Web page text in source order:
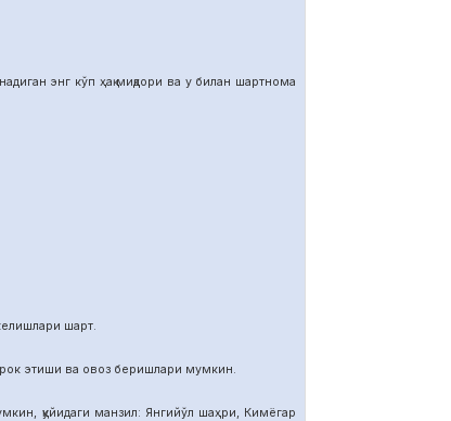
энг кўп ҳақ миқдори ва у билан шартнома
шарт.
этиши ва овоз беришлари мумкин.
қуйидаги манзил: Янгийўл шаҳри, Кимёгар